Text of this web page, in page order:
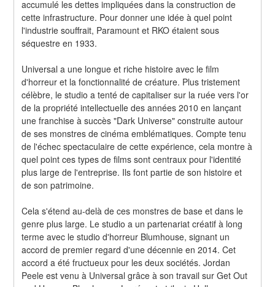
accumulé les dettes impliquées dans la construction de
cette infrastructure. Pour donner une idée à quel point
l'industrie souffrait, Paramount et RKO étaient sous
séquestre en 1933.
Universal a une longue et riche histoire avec le film
d'horreur et la fonctionnalité de créature. Plus tristement
célèbre, le studio a tenté de capitaliser sur la ruée vers l'or
de la propriété intellectuelle des années 2010 en lançant
une franchise à succès "Dark Universe" construite autour
de ses monstres de cinéma emblématiques. Compte tenu
de l'échec spectaculaire de cette expérience, cela montre à
quel point ces types de films sont centraux pour l'identité
plus large de l'entreprise. Ils font partie de son histoire et
de son patrimoine.
Cela s'étend au-delà de ces monstres de base et dans le
genre plus large. Le studio a un partenariat créatif à long
terme avec le studio d'horreur Blumhouse, signant un
accord de premier regard d'une décennie en 2014. Cet
accord a été fructueux pour les deux sociétés. Jordan
Peele est venu à Universal grâce à son travail sur Get Out